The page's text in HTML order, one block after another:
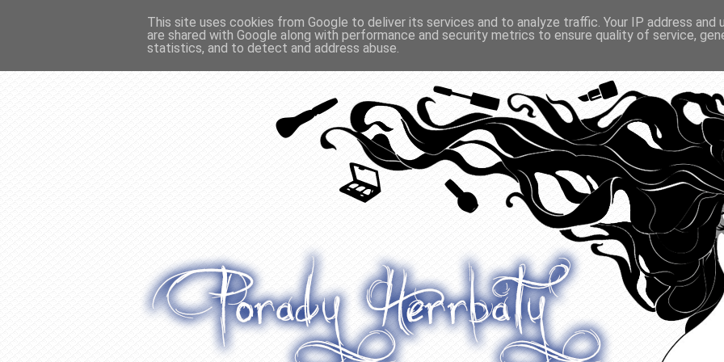
O WŁOSACH RECENZJE WYWIADY O ODŻYWIANIU GADŻETY KONKURSY POLECANE
This site uses cookies from Google to deliver its services and to analyze traffic. Your IP address and
are shared with Google along with performance and security metrics to ensure quality of service,
statistics, and to detect and address abuse.